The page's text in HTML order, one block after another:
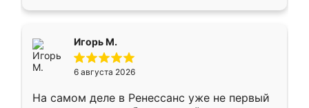
Игорь М.
6 августа 2026
На самом деле в Ренессанс уже не первый